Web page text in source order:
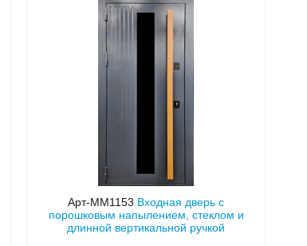
Арт-ММ1153 Входная дверь с
порошковым напылением, стеклом и
длинной вертикальной ручкой